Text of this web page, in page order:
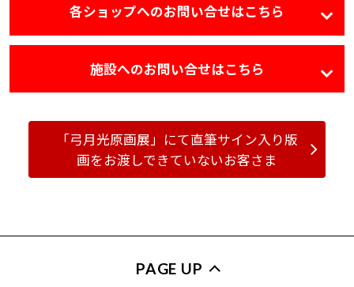
各ショップへのお問い合せはこちら
施設へのお問い合せはこちら
「弓月光原画展」にて直筆サイン入り版
画をお渡しできていないお客さま
PAGE UP